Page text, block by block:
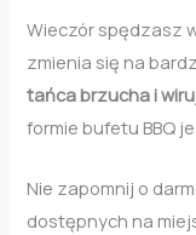
Wieczór spędzasz
zmienia się na
tańca brzucha i
formie bufetu BBQ
Nie zapomnij o
dostępnych na